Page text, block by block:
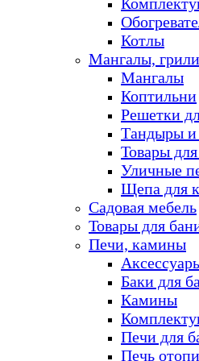
Котлы
Мангалы,
Мангалы
Коптильни
Решетки
Тандыры и
Товары
Уличные
Щепа для
Садовая мебель
Товары для
Печи, камины
Баки для
Камины
Печи для
Печь